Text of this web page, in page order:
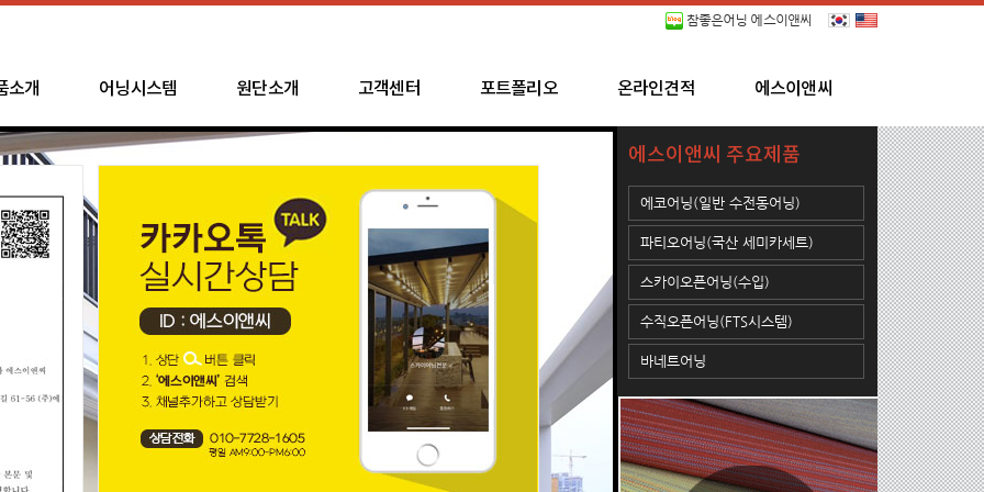
참좋은어닝 에스이앤씨
소개 어닝시스템 원단소개 고객센터 포트폴리오 온라인견적 에스이앤씨
에스이앤씨 주요제품
에코어닝(일반 수전동어닝)
파티오어닝(국산 세미카세트)
스카이오픈어닝(수입)
수직오픈어닝(FTS시스템)
바네트어닝